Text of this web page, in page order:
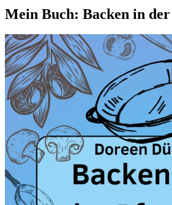
Mein Buch: Backen in der